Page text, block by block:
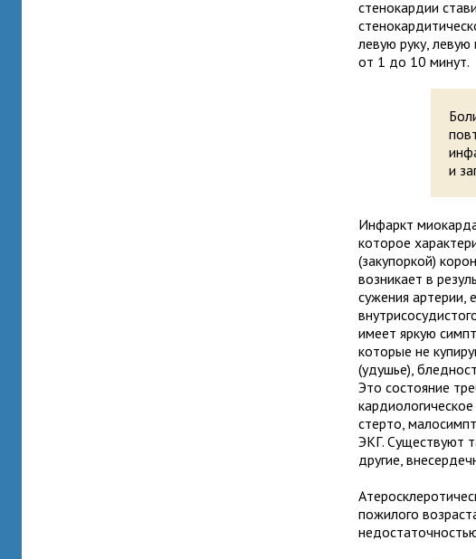
стенокардии
левую руку,
от 1 до 10 минут.
и
Инфаркт
которое
(закупоркой)
возникает в
сужения артерии,
имеет яркую
которые не
(удушье),
Это состояние
стерто,
ЭКГ. Существуют
другие,
пожилого